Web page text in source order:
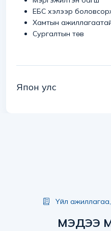
ЕБС хэлээр
Хамтын
Сургалтын төв
Япон улс
Үйл
МЭДЭЭ